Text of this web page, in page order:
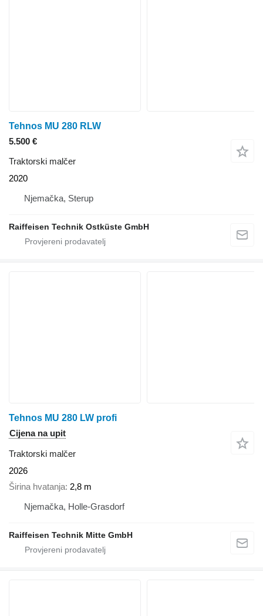
Tehnos MU 280 RLW
5.500 €
Traktorski malčer
2020
Njemačka, Sterup
Raiffeisen Technik Ostküste GmbH
Tehnos MU 280 LW profi
Cijena na upit
Traktorski malčer
2026
Širina hvatanja 2,8 m
Njemačka, Holle-Grasdorf
Raiffeisen Technik Mitte GmbH